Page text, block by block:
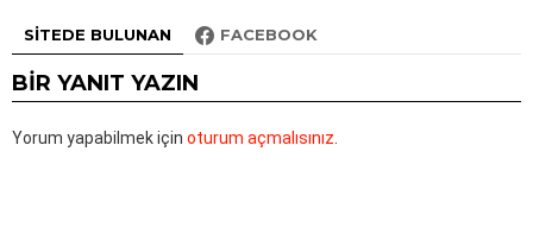
SITEDE BULUNAN FACEBOOK
BIR YANIT YAZIN
Yorum yapabilmek için oturum açmalısınız